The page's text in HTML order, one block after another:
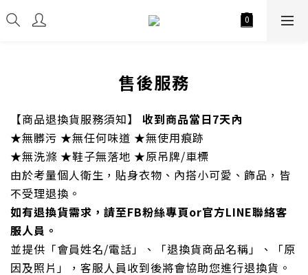
售後服務
【商品退換貨服務須知】 收到商品當日7天內
★無髒污 ★無任何味道 ★無使用痕跡
★無洗滌 ★鞋子無落地 ★原吊牌/車標
由於考量個人衛生，貼身衣物、內搭小可愛、飾品，皆
不受理退換。
如有退換貨需求，請至FB粉絲專頁or官方LINE聯絡客
服人員。
並提供「會員姓名/電話」、「退換貨商品名稱」、「原
因及照片」，客服人員收到後將會協助您進行退換貨。